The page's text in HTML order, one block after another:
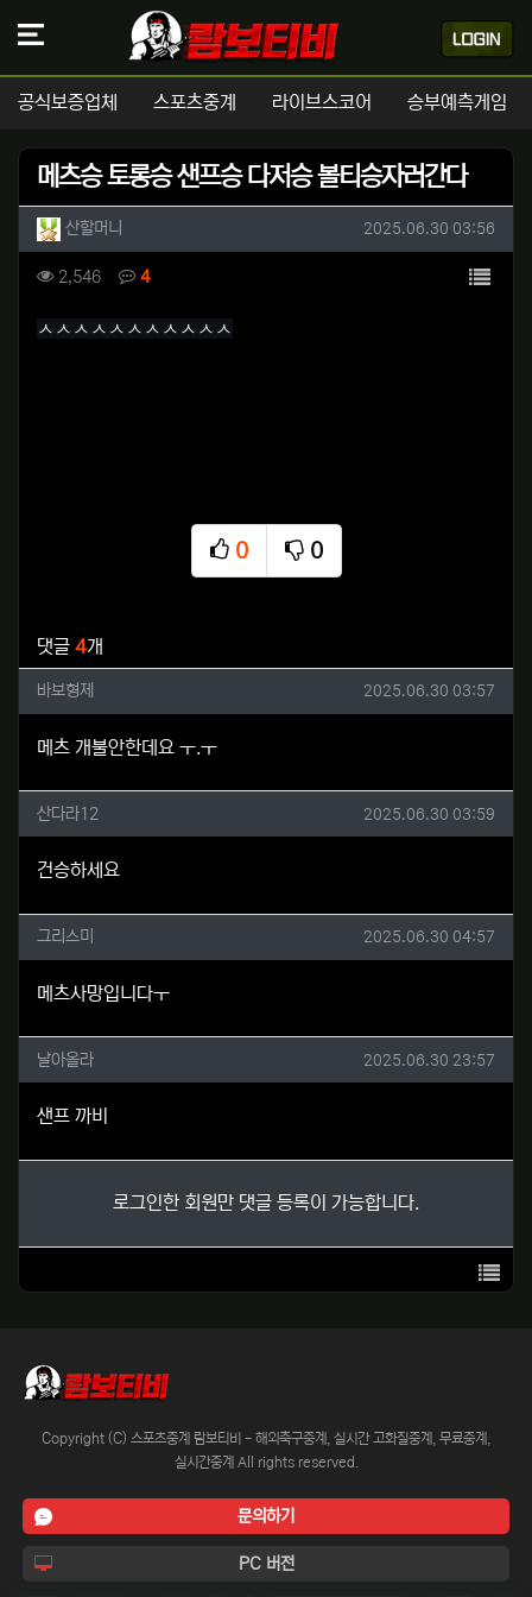
공식보증업체 스포츠중계 라이브스코어 승부예측게임
메츠승 토롱승 샌프승 다저승 볼티승자러간다
작성자 정보
산할머니 작성일
2025.06.30 03:56
컨텐츠 정보
2,546조회 4댓글 목록
본문
ㅅㅅㅅㅅㅅㅅㅅㅅㅅㅅㅅ
0
추천
0
비추천
댓글 4개
바보형제님의 댓글
바보형제 작성일
2025.06.30 03:57
메츠 개불안한데요 ㅜ.ㅜ
산다라12님의 댓글
산다라12 작성일
2025.06.30 03:59
건승하세요
그리스미님의 댓글
그리스미 작성일
2025.06.30 04:57
메츠사망입니다ㅜ
날아올라님의 댓글
날아올라 작성일
2025.06.30 23:57
샌프 까비
로그인한 회원만 댓글 등록이 가능합니다.
목록
Copyright (C) 스포츠중계 람보티비 - 해외축구중계, 실시간 고화질중계, 무료중계,
실시간중계 All rights reserved.
문의하기
PC 버전